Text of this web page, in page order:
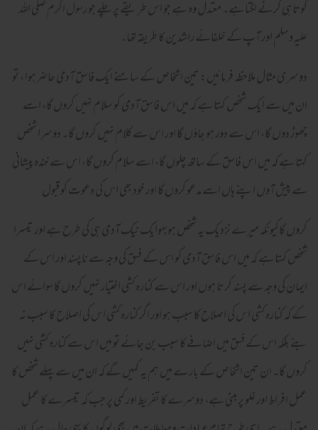
کوتاہی کرنے لگتا ہے۔ معتدل وہ ہے جو اس طریقے پر چلے جو رسول اکرم صلی اللہ
علیہ وسلم اور آپ کے خلفائے راشدین کا طریقہ تھا۔
دوسری مثال ملاحظہ فرمائیں: تین اشخاص کے سامنے ایک فاسق آدمی حاضرہوا ، تو
ان میں سے ایک شخص کہتا ہے کہ میں اس فاسق آدمی کو سلام نہیں کروں گا، اسے
چھوڑ دوں گا، اس سے دور ہو جاؤں گا اور اس سے کلام نہیں کروں گا۔ دوسرا شخص
کہتا ہے کہ میں اس فاسق کے ساتھ چلوں گا، اسے سلام کروں گا، اس سے خندہ پیشانی
سے پیش آوں اپنے ہاں اسے مدعو کروں گا اور خود بھی اس کی دعوت کو قبول
کروں گاکیونکہ میرے نزدیک یہ شخص ہوبہوایک نیک آدمی ہی کی طرح ہے اور تیسرا
شخص کہتا ہے کہ میں اس فاسق آدمی کو اس کے فسق کی وجہ سے ناپسند اور اس کے
ایمان کی وجہ سے پسند کرتا ہوں اور اس سے کنارہ کشی اختیار نہیں کروں گا سوائے اس
کے کہ کنارہ کشی اس کی اصلاح کا سبب ہو اور اگر کنارہ کشی اس کی اصلاح کا سبب نہ
بنے بلکہ اس کے فسق میں اضافے کا سبب بن جائے تو میں اس سے کنارہ کشی نہیں
کروں گا۔ ان تین اشخاص کے بارے میں ہم یہ کہیں گے کہ ان میں سے پہلے شخص کا
عمل افراط اور غلو پر مبنی ہے، دوسرے کا تفریط اور کمی پر جب کہ تیسرے کا عمل